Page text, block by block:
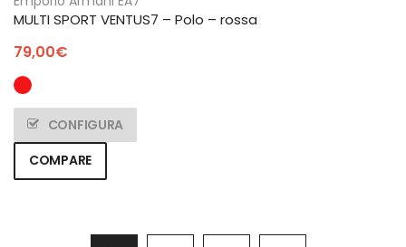
MULTI SPORT VENTUS7 – Polo – rossa
79,00€
CONFIGURA
COMPARE